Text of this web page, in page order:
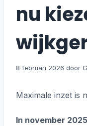
nu
8 februari 2026
Maximale inzet is
In november